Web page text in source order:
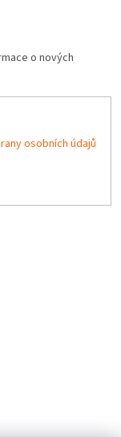
o nových
osobních údajů